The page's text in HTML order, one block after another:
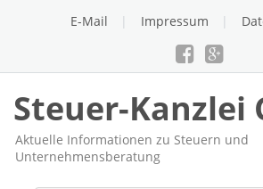
E-Mail Impressum
Steuer-Kanzlei
Aktuelle Informationen zu Steuern und
Unternehmensberatung